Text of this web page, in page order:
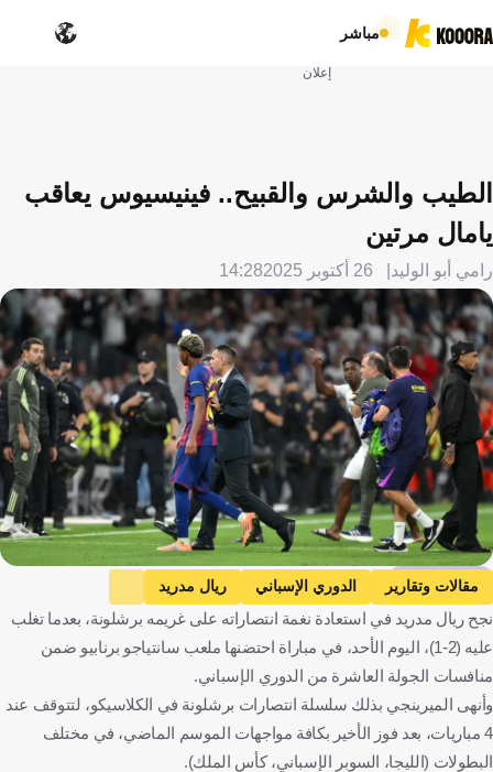
مباشر
إعلان
الطيب والشرس والقبيح.. فينيسيوس يعاقب
يامال مرتين
رامي أبو الوليد 26 أكتوبر 2025 14:28
Getty Images
مقالات وتقارير الدوري الإسباني
ريال مدريد
برشلونة
فينيسيوس جونيور لامين يامال
إيدير ميليتاو
إسبانيا
البرازيل كرة قدم
نجح ريال مدريد في استعادة نغمة انتصاراته على غريمه برشلونة، بعدما تغلب
عليه (2-1)، اليوم الأحد، في مباراة احتضنها ملعب سانتياجو برنابيو ضمن
منافسات الجولة العاشرة من الدوري الإسباني.
وأنهى الميرينجي بذلك سلسلة انتصارات برشلونة في الكلاسيكو، لتتوقف عند
4 مباريات، بعد فوز الأخير بكافة مواجهات الموسم الماضي، في مختلف
البطولات (الليجا، السوبر الإسباني، كأس الملك).